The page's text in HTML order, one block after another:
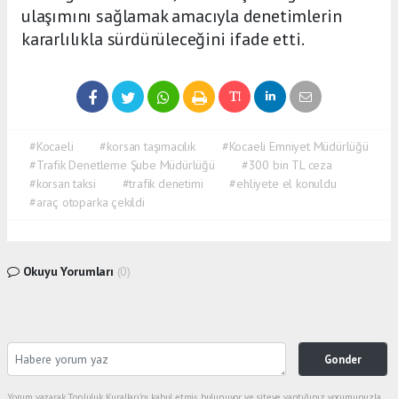
ulaşımını sağlamak amacıyla denetimlerin
kararlılıkla sürdürüleceğini ifade etti.
#Kocaeli #korsan taşımacılık
#Kocaeli Emniyet Müdürlüğü
#Trafik Denetleme Şube Müdürlüğü
#300 bin TL ceza
#korsan taksi
#trafik denetimi
#ehliyete el konuldu
#araç otoparka çekildi
Okuyu Yorumları (0)
Gonder